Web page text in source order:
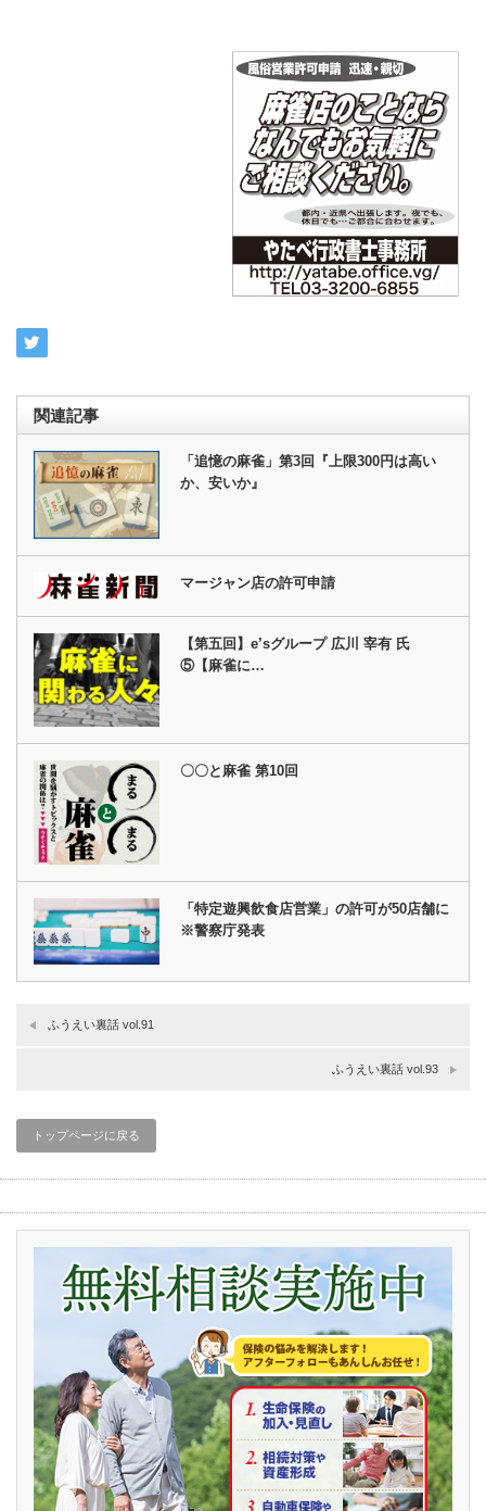
関連記事
「追憶の麻雀」第3回『上限300円は高い
か、安いか』
マージャン店の許可申請
【第五回】e’sグループ 広川 宰有 氏
⑤【麻雀に…
〇〇と麻雀 第10回
「特定遊興飲食店営業」の許可が50店舗に
※警察庁発表
ふうえい裏話 vol.91
ふうえい裏話 vol.93
トップページに戻る